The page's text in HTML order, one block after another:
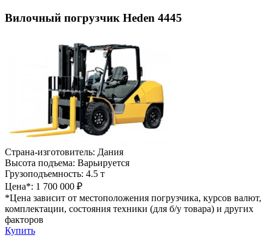
Вилочный погрузчик Heden 4445
Страна-изготовитель: Дания
Высота подъема: Варьируется
Грузоподъемность: 4.5 т
Цена*: 1 700 000 ₽
*Цена зависит от местоположения погрузчика, курсов валют,
комплектации, состояния техники (для б/у товара) и других
факторов
Купить